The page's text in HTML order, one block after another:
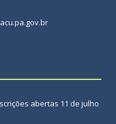
abertas 11 de julho